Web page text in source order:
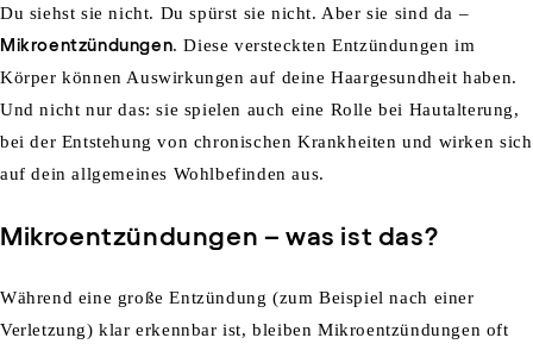
Du siehst sie nicht. Duspürst sie nicht. Abersie sind da –
Mikroentzündungen.Diese versteckten Entzündungen im
Körper können Auswirkungen auf deine Haargesundheit haben.
Undnicht nur das:sie spielen auch eine Rollebei Hautalterung,
bei der Entstehung von chronischen Krankheiten und wirken sich
aufdein allgemeines Wohlbefinden aus.
Mikroentzündungen – was ist das?
Während eine große Entzündung (zum Beispiel nach einer
Verletzung)klar erkennbar ist,bleiben Mikroentzündungen oft